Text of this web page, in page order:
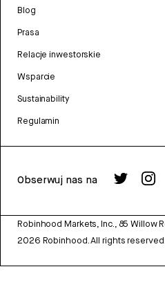
Blog
Prasa
Relacje inwestorskie
Wsparcie
Sustainability
Regulamin
Obserwuj nas na
Robinhood Markets, Inc., 85 Willow
2026 Robinhood. All rights reserved.